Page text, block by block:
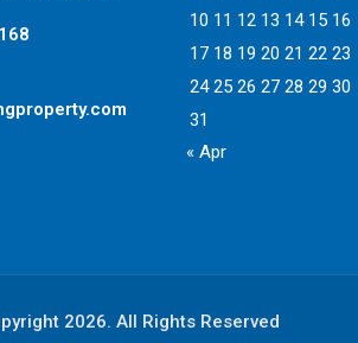
10 11 12 13 14 15 16
17 18 19 20 21 22 23
24 25 26 27 28 29 30
31
« Apr
2026. All Rights Reserved